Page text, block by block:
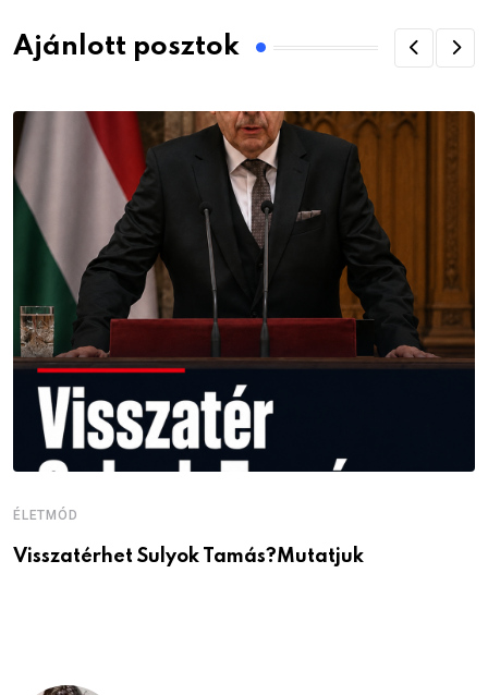
Ajánlott posztok
ÉLETMÓD
Visszatérhet Sulyok Tamás?Mutatjuk